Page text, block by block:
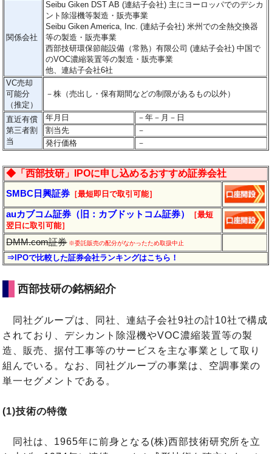
関係会社
Seibu Giken DST AB (連結子会社) 主にヨーロッパでのデシカ
ント除湿機等製造・販売事業
Seibu Giken America, Inc. (連結子会社) 米州での全熱交換器
等の製造・販売事業
西部技研環保節能設備（常熟）有限公司 (連結子会社) 中国で
のVOC濃縮装置等の製造・販売事業
他、連結子会社6社
VC売却
可能分
（推定）
－株（売出し・保有期間などの制限があるもの以外）
直近有償
第三者割
当
年月日
－年－月－日
割当先
－
発行価格
－
◆「西部技研」IPOに申し込めるおすすめ証券会社
SMBC日興証券 ［最短即日で取引可能］
auカブコム証券（旧：カブドットコム証券）
［最短
翌日に取引可能］
DMM.com証券※委託販売の配分がなかったため取扱中止
⇒IPOで比較した証券会社ランキングはこちら！
西部技研の銘柄紹介
同社グループは、同社、連結子会社9社の計10社で構成
されており、デシカント除湿機やVOC濃縮装置等の製
造、販売、据付工事等のサービスを主な事業として取り
組んでいる。なお、同社グループの事業は、空調事業の
単一セグメントである。
(1)技術の特徴
同社は、1965年に前身となる(株)西部技術研究所を立